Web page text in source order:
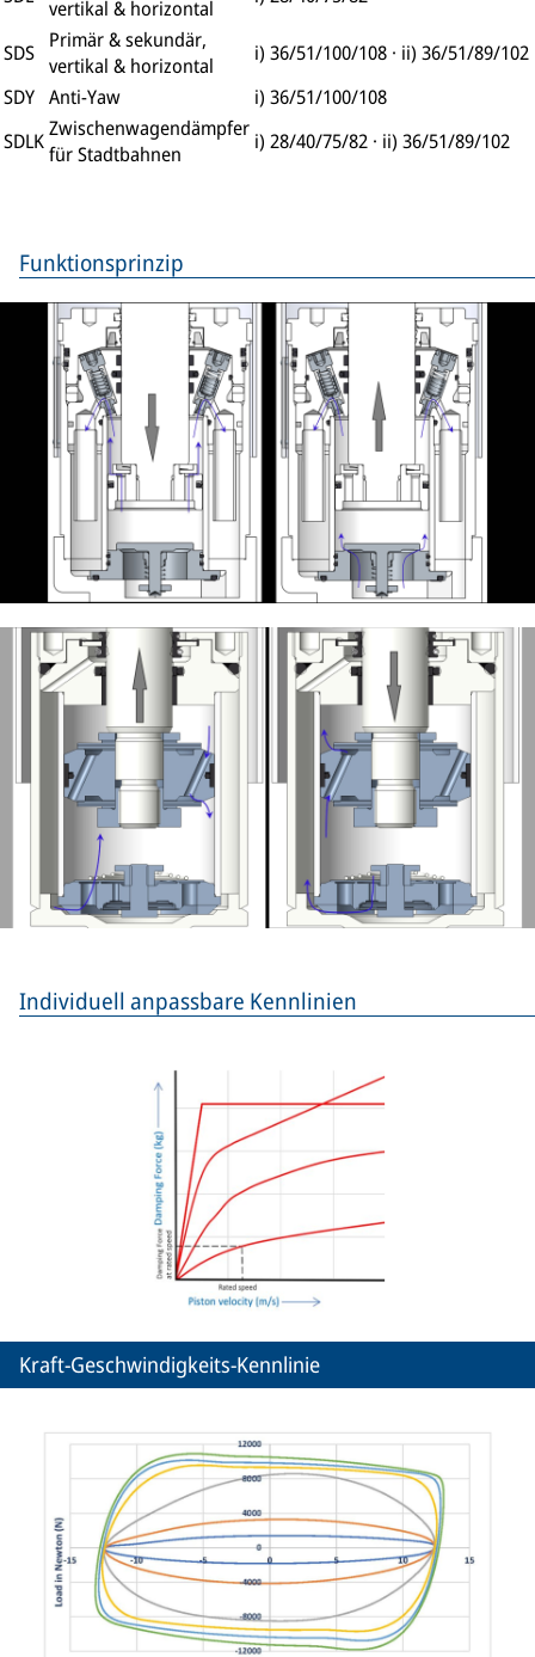
vertikal & horizontal
SDS Primär & sekundär,
vertikal & horizontal
i) 36/51/100/108 · ii) 36/51/89/102
SDY Anti-Yaw
i) 36/51/100/108
SDLKZwischenwagendämpfer
für Stadtbahnen
i) 28/40/75/82 · ii) 36/51/89/102
Funktionsprinzip
Individuell anpassbare Kennlinien
Kraft-Geschwindigkeits-Kennlinie